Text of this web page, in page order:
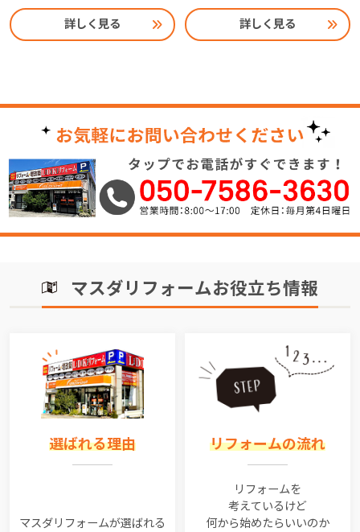
詳しく見る 詳しく見る
マスダリフォームお役立ち情報
選ばれる理由
マスダリフォームが選ばれる
リフォームの流れ
リフォームを
考えているけど
何から始めたらいいのか